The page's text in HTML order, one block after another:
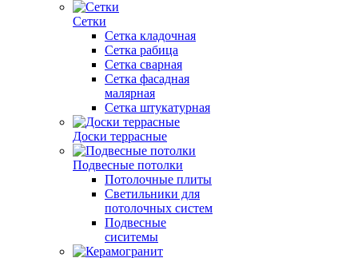
Сетки
Сетка кладочная
Сетка рабица
Сетка сварная
Сетка фасадная
малярная
Сетка штукатурная
Доски террасные
Подвесные потолки
Потолочные плиты
Светильники для
потолочных систем
Подвесные
сиситемы